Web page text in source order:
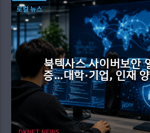
로컬 뉴스
북텍사스 사이버보안
증…대학·기업, 인재